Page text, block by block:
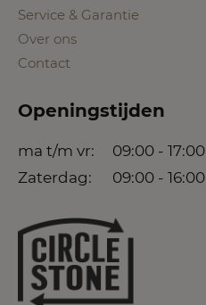
Service & Garantie
Over ons
Contact
Openingstijden
ma t/m vr:
09:00 - 17:00
Zaterdag:
09:00 - 16:00